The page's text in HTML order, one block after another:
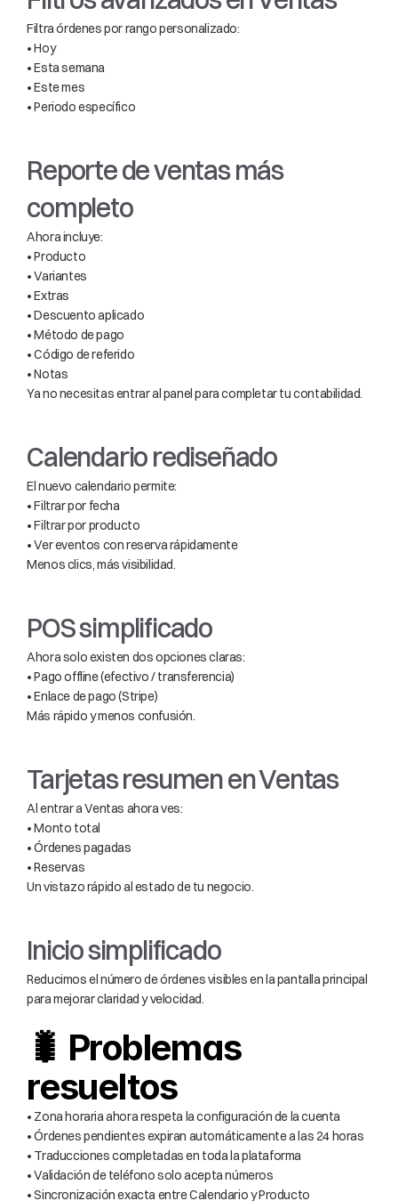
Filtra órdenes por rango personalizado:
• Hoy
• Esta semana
• Este mes
• Periodo específico
Reporte de ventas más
completo
Ahora incluye:
• Producto
• Variantes
• Extras
• Descuento aplicado
• Método de pago
• Código de referido
• Notas
Ya no necesitas entrar al panel para completar tu contabilidad.
Calendario rediseñado
El nuevo calendario permite:
• Filtrar por fecha
• Filtrar por producto
• Ver eventos con reserva rápidamente
Menos clics, más visibilidad.
POS simplificado
Ahora solo existen dos opciones claras:
• Pago offline (efectivo / transferencia)
• Enlace de pago (Stripe)
Más rápido y menos confusión.
Tarjetas resumen en Ventas
Al entrar a Ventas ahora ves:
• Monto total
• Órdenes pagadas
• Reservas
Un vistazo rápido al estado de tu negocio.
Inicio simplificado
Reducimos el número de órdenes visibles en la pantalla principal
para mejorar claridad y velocidad.
🐛 Problemas
resueltos
• Zona horaria ahora respeta la configuración de la cuenta
• Órdenes pendientes expiran automáticamente a las 24 horas
• Traducciones completadas en toda la plataforma
• Validación de teléfono solo acepta números
• Sincronización exacta entre Calendario y Producto